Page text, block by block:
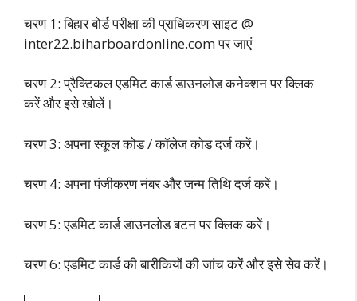
चरण 1: बिहार बोर्ड परीक्षा की प्राधिकरण साइट @
inter22.biharboardonline.com पर जाएं
चरण 2: प्रैक्टिकल एडमिट कार्ड डाउनलोड कनेक्शन पर क्लिक
करें और इसे खोलें।
चरण 3: अपना स्कूल कोड / कॉलेज कोड दर्ज करें।
चरण 4: अपना पंजीकरण नंबर और जन्म तिथि दर्ज करें।
चरण 5: एडमिट कार्ड डाउनलोड बटन पर क्लिक करें।
चरण 6: एडमिट कार्ड की बारीकियों की जांच करें और इसे सेव करें।